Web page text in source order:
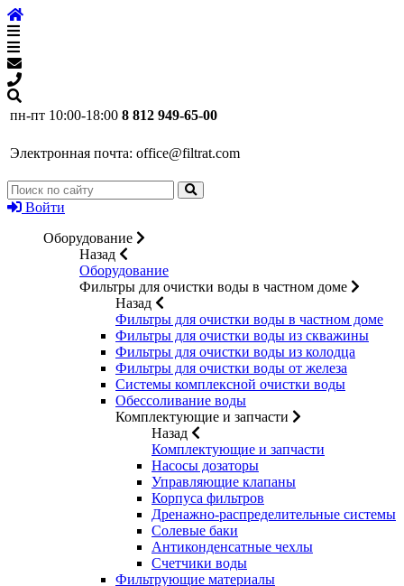
пн-пт 10:00-18:00 8 812 949-65-00
Электронная почта: office@filtrat.com
Войти
Оборудование
Назад
Оборудование
Фильтры для очистки воды в частном доме
Назад
Фильтры для очистки воды в частном доме
Фильтры для очистки воды из скважины
Фильтры для очистки воды из колодца
Фильтры для очистки воды от железа
Системы комплексной очистки воды
Обессоливание воды
Комплектующие и запчасти
Назад
Комплектующие и запчасти
Насосы дозаторы
Управляющие клапаны
Корпуса фильтров
Дренажно-распределительные системы
Солевые баки
Антиконденсатные чехлы
Счетчики воды
Фильтрующие материалы